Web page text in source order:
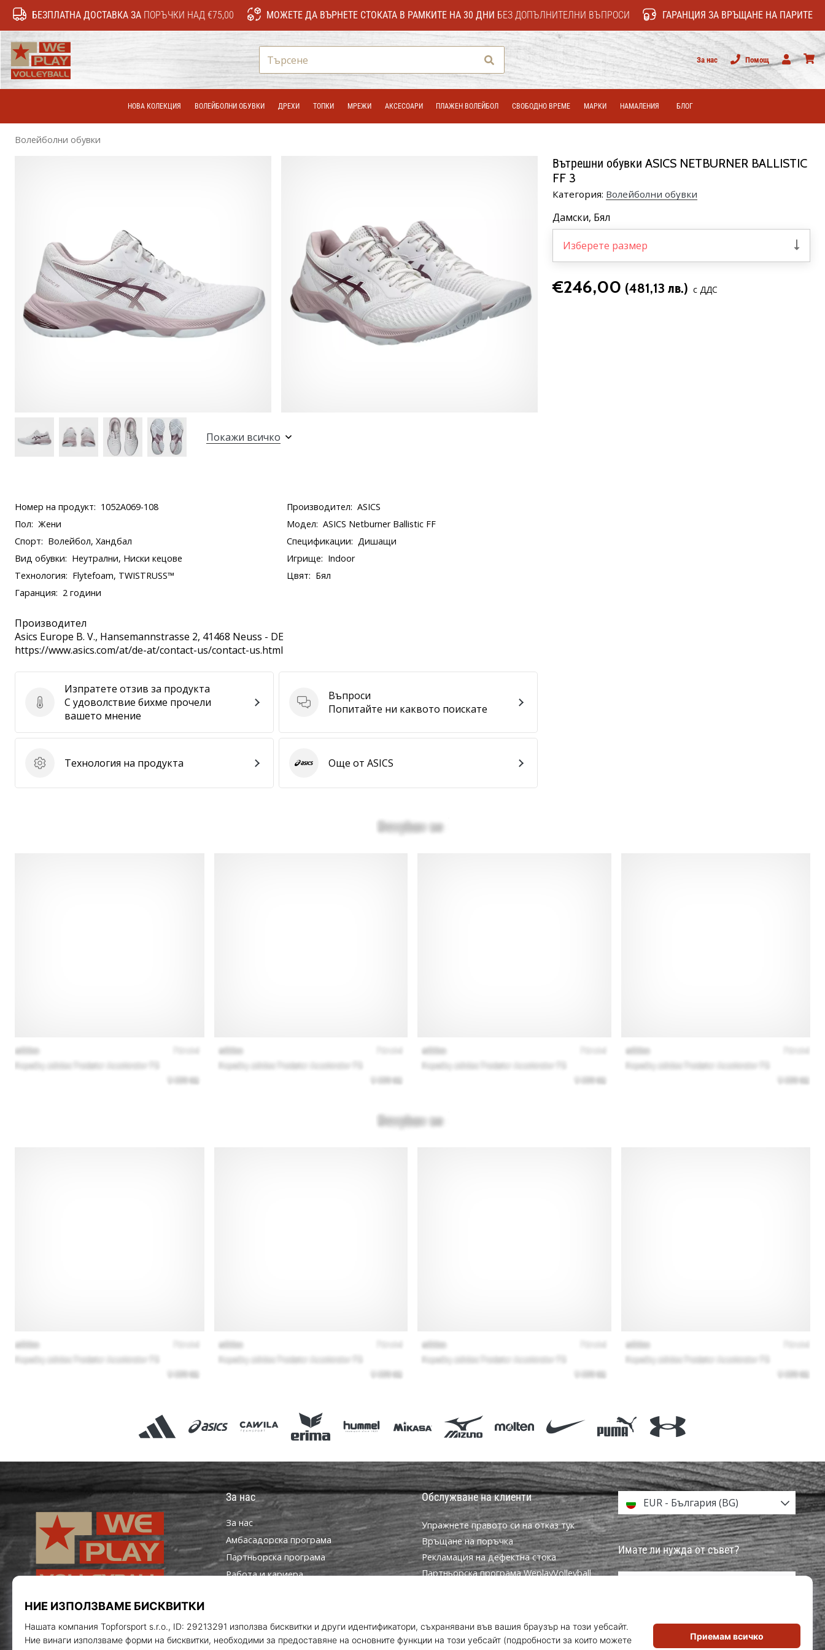
БЕЗПЛАТНА ДОСТАВКА ЗА ПОРЪЧКИ НАД €75,00 МОЖЕТЕ ДА ВЪРНЕТЕ СТОКАТА В РАМКИТЕ НА 30 ДНИ БЕЗ ДОПЪЛНИТЕЛНИ ВЪПРОСИ ГАРАНЦИЯ ЗА ВРЪЩАНЕ НА ПАРИТЕ
Търсене За нас
Помощ
Потребител
НОВА КОЛЕКЦИЯ ВОЛЕЙБОЛНИ ОБУВКИ ДРЕХИ ТОПКИ МРЕЖИ АКСЕСОАРИ ПЛАЖЕН ВОЛЕЙБОЛ СВОБОДНО ВРЕМЕ МАРКИ НАМАЛЕНИЯ БЛОГ
Волейболни обувки
Вътрешни обувки ASICS NETBURNER BALLISTIC
FF 3
Категория: Волейболни обувки
Дамски, Бял
Изберете размер
€246,00 (481,13 лв.) с ДДС
Покажи всичко
Номер на продукт: 1052A069-108 Производител: ASICS
Пол: Жени Модел: ASICS Netburner Ballistic FF
Спорт: Волейбол, Хандбал Спецификации: Дишащи
Вид обувки: Неутрални, Ниски кецове Игрище: Indoor
Технология: Flytefoam, TWISTRUSS™ Цвят: Бял
Гаранция: 2 години
Производител
Asics Europe B. V., Hansemannstrasse 2, 41468 Neuss - DE
https://www.asics.com/at/de-at/contact-us/contact-us.html
Изпратете отзив за продукта
Изпратете отзив за продукта
С удоволствие бихме прочели
вашето мнение
Въпроси
Въпроси
Попитайте ни каквото поискате
Технология на продукта
Технология на продукта ASICSОще от ASICS
WePlayVolleyball.bg
За нас
За нас
Aмбасадорска програма
Партньорска програма
Работа и кариера
Обслужване на клиенти
Упражнете правото си на отказ тук
Връщане на поръчка
Рекламация на дефектна стока
Партньорска програма WeplayVolleyball
Често задавани въпроси
EUR - България (BG)
Имате ли нужда от съвет?